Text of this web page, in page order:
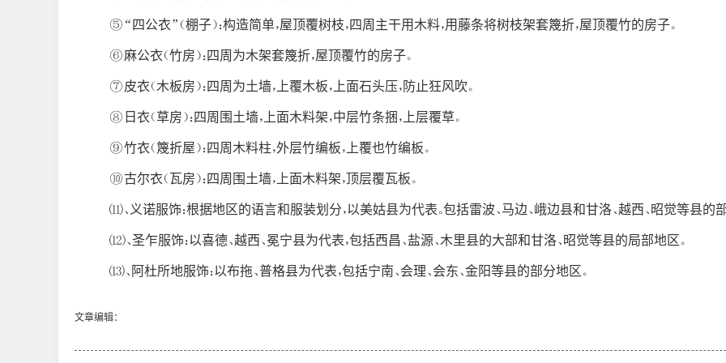
⑤“四公衣”（棚子）：构造简单，屋顶覆树枝，四周主干用木料，用藤条将树枝架套篾折，屋顶覆竹的房子。
⑥麻公衣（竹房）：四周为木架套篾折，屋顶覆竹的房子。
⑦皮衣（木板房）：四周为土墙，上覆木板，上面石头压，防止狂风吹。
⑧日衣（草房）：四周围土墙，上面木料架，中层竹条捆，上层覆草。
⑨竹衣（篾折屋）：四周木料柱，外层竹编板，上覆也竹编板。
⑩古尔衣（瓦房）：四周围土墙，上面木料架，顶层覆瓦板。
(11)、义诺服饰：根据地区的语言和服装划分，以美姑县为代表。包括雷波、马边、峨边县和甘洛、越西、昭觉等县的
(12)、圣乍服饰：以喜德、越西、冕宁县为代表，包括西昌、盐源、木里县的大部和甘洛、昭觉等县的局部地区。
(13)、阿杜所地服饰：以布拖、普格县为代表，包括宁南、会理、会东、金阳等县的部分地区。
文章编辑：